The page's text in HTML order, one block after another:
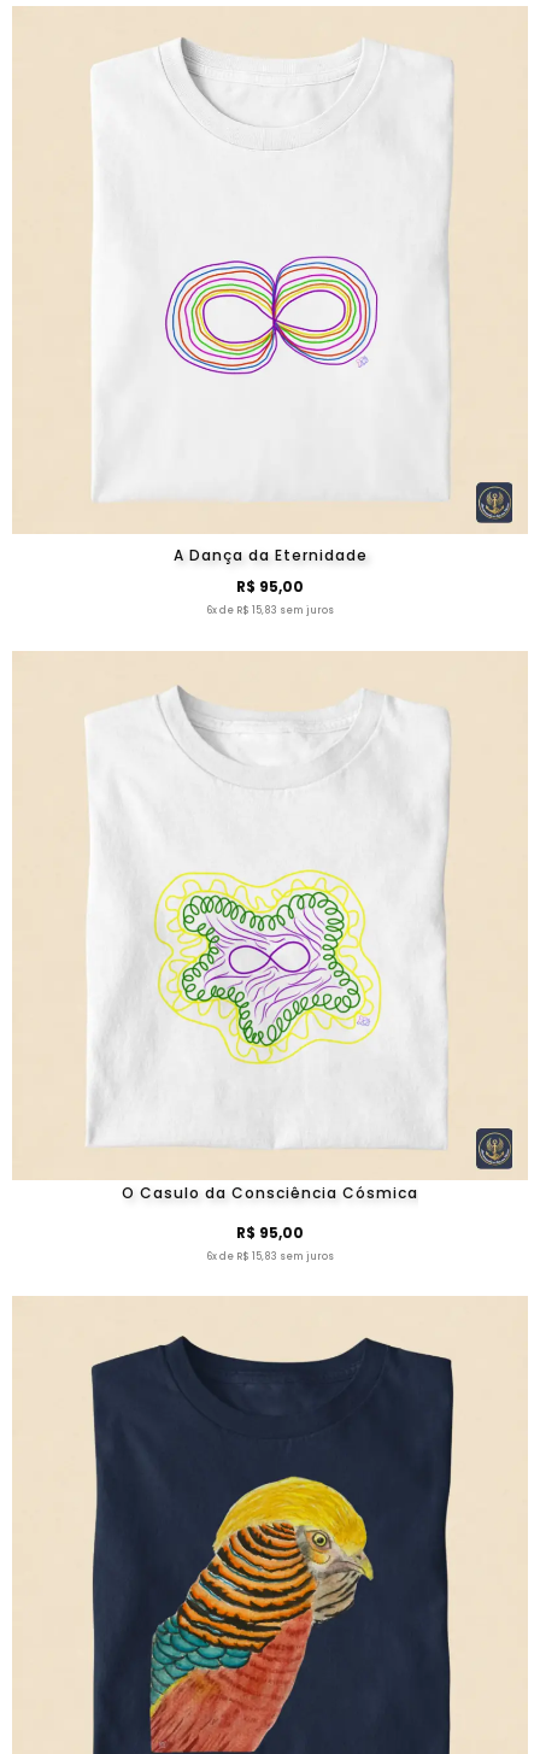
A Dança da Eternidade
R$ 95,00
6x de R$ 15,83 sem juros
O Casulo da Consciência Cósmica
R$ 95,00
6x de R$ 15,83 sem juros